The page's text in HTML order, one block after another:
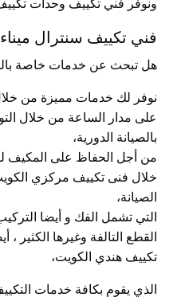
ونوفر فني تكييف وحدات
فني تكييف سنترال ميناء
هل تبحث عن خدمات خاصة
نوفر لك خدمات مميزة من
على مدار الساعة من خلال
بالصيانة الدورية،
من أجل الحفاظ على المكيف
خلال فنى تكييف مركزي
الصيانة،
التي تشمل الفك و أيضا
القطع التالفة وغيرها
تكييف هندي الكويت،
الذي يقوم بكافة خدمات